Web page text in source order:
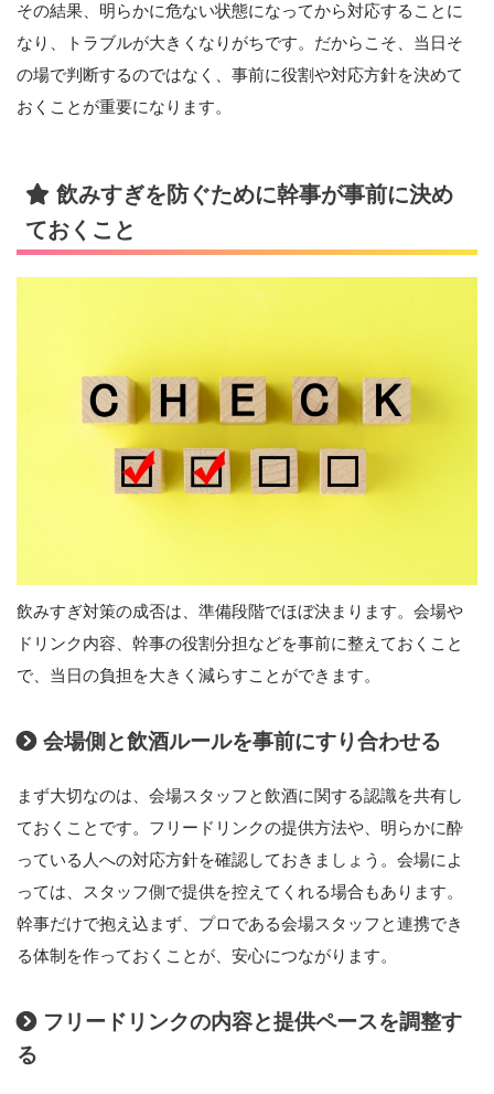
その結果、明らかに危ない状態になってから対応することに
なり、トラブルが大きくなりがちです。だからこそ、当日そ
の場で判断するのではなく、事前に役割や対応方針を決めて
おくことが重要になります。
飲みすぎを防ぐために幹事が事前に決め
ておくこと
飲みすぎ対策の成否は、準備段階でほぼ決まります。会場や
ドリンク内容、幹事の役割分担などを事前に整えておくこと
で、当日の負担を大きく減らすことができます。
会場側と飲酒ルールを事前にすり合わせる
まず大切なのは、会場スタッフと飲酒に関する認識を共有し
ておくことです。フリードリンクの提供方法や、明らかに酔
っている人への対応方針を確認しておきましょう。会場によ
っては、スタッフ側で提供を控えてくれる場合もあります。
幹事だけで抱え込まず、プロである会場スタッフと連携でき
る体制を作っておくことが、安心につながります。
フリードリンクの内容と提供ペースを調整す
る